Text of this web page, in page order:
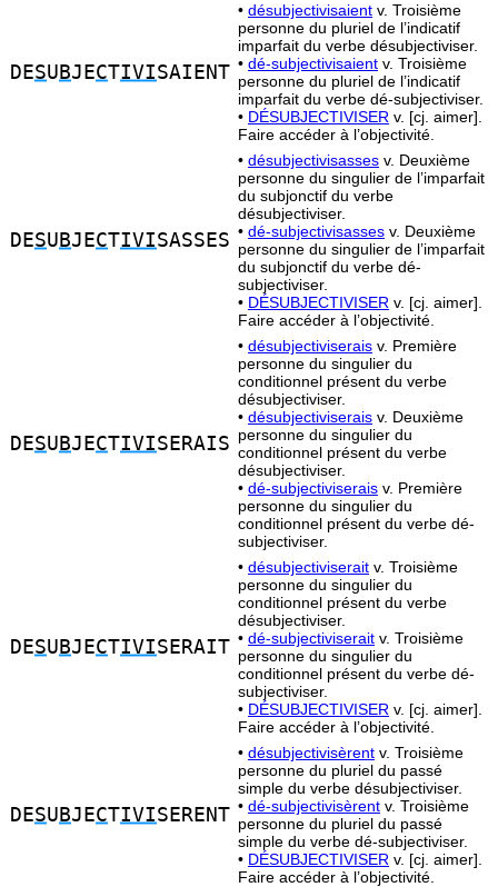
DESU BJECTIVISAIENT
• désubjectivisaient v. Troisième
personne du pluriel de l’indicatif
imparfait du verbe désubjectiviser.
• dé-subjectivisaient v. Troisième
personne du pluriel de l’indicatif
imparfait du verbe dé-subjectiviser.
• DÉSUBJECTIVISER v. [cj. aimer].
Faire accéder à l’objectivité.
DESU BJECTIVISASSES
• désubjectivisasses v. Deuxième
personne du singulier de l’imparfait
du subjonctif du verbe
désubjectiviser.
• dé-subjectivisasses v. Deuxième
personne du singulier de l’imparfait
du subjonctif du verbe dé-
subjectiviser.
• DÉSUBJECTIVISER v. [cj. aimer].
Faire accéder à l’objectivité.
DESU BJECTIVISERAIS
• désubjectiviserais v. Première
personne du singulier du
conditionnel présent du verbe
désubjectiviser.
• désubjectiviserais v. Deuxième
personne du singulier du
conditionnel présent du verbe
désubjectiviser.
• dé-subjectiviserais v. Première
personne du singulier du
conditionnel présent du verbe dé-
subjectiviser.
DESU BJECTIVISERAIT
• désubjectiviserait v. Troisième
personne du singulier du
conditionnel présent du verbe
désubjectiviser.
• dé-subjectiviserait v. Troisième
personne du singulier du
conditionnel présent du verbe dé-
subjectiviser.
• DÉSUBJECTIVISER v. [cj. aimer].
Faire accéder à l’objectivité.
DESU BJECTIVISERENT
• désubjectivisèrent v. Troisième
personne du pluriel du passé
simple du verbe désubjectiviser.
• dé-subjectivisèrent v. Troisième
personne du pluriel du passé
simple du verbe dé-subjectiviser.
• DÉSUBJECTIVISER v. [cj. aimer].
Faire accéder à l’objectivité.